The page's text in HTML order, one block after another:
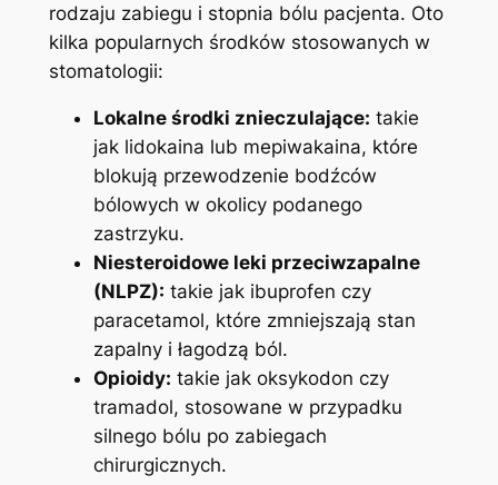
rodzaju zabiegu​ i stopnia bólu pacjenta. Oto
⁤kilka⁣ popularnych środków stosowanych w
stomatologii:
Lokalne środki znieczulające: takie
jak⁢ lidokaina ⁤lub mepiwakaina,⁤ które
blokują przewodzenie bodźców
⁣bólowych w okolicy podanego
zastrzyku.
Niesteroidowe ⁤leki przeciwzapalne
(NLPZ): takie​ jak ibuprofen czy
paracetamol,⁣ które zmniejszają stan
‌zapalny i łagodzą ból.
Opioidy: takie jak oksykodon czy
tramadol,‌ stosowane w⁢ przypadku
silnego bólu⁢ po zabiegach
chirurgicznych.